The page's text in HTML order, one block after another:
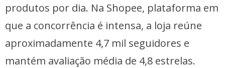
produtos por dia. Na Shopee, plataforma em
que a concorrência é intensa, a loja reúne
aproximadamente 4,7 mil seguidores e
mantém avaliação média de 4,8 estrelas.